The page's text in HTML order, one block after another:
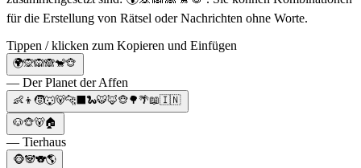
für die Erstellung von Rätsel oder Nachrichten ohne Worte.
Tippen / klicken zum Kopieren und Einfügen
🌍🙊🙉🙈🐒🐵
— Der Planet der Affen
👶👦🧒🐺🐻🐆⬛🐍🐯🦊🐵🌳🌴📖🇮🇳
🐶🐵🐻🏠
— Tierhaus
🐵🐼🐨🌎